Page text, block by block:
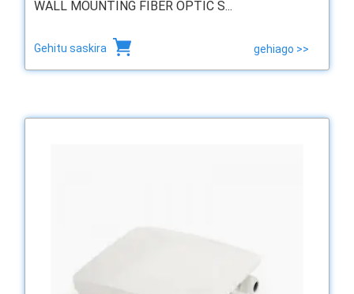
WALL MOUNTING FIBER OPTIC S...
Gehitu saskira gehiago >>